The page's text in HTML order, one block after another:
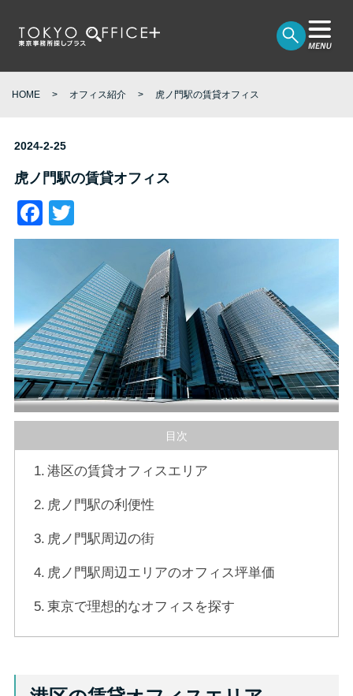
HOME オフィス紹介 虎ノ門駅の賃貸オフィス
2024-2-25
虎ノ門駅の賃貸オフィス
Facebook
目次
港区の賃貸オフィスエリア
虎ノ門駅の利便性
虎ノ門駅周辺の街
虎ノ門駅周辺エリアのオフィス坪単価
東京で理想的なオフィスを探す